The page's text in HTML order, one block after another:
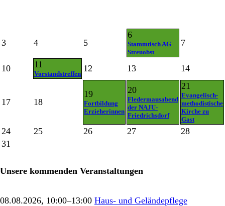
3 4 5
6
Stammtisch AG
Streuobst
7
10 11
Vorstandstreffen
12 13 14
17 18
19
Fortbildung
Erzieherinnen
20
Fledermausabend
der NAJU-
Friedrichsdorf
21
Evangelisch-
methodistische
Kirche zu
Gast
24 25 26 27
28
31
Unsere kommenden Veranstaltungen
08.08.2026, 10:00–13:00 Haus- und Geländepflege